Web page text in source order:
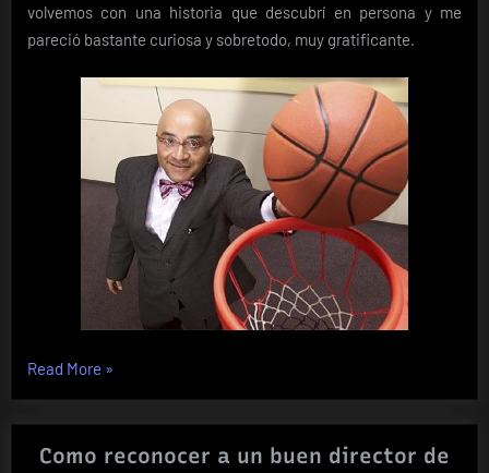
volvemos con una historia que descubrí en persona y me
pareció bastante curiosa y sobretodo, muy gratificante.
Read More «La
puede
ser
»
Como reconocer a un buen director de